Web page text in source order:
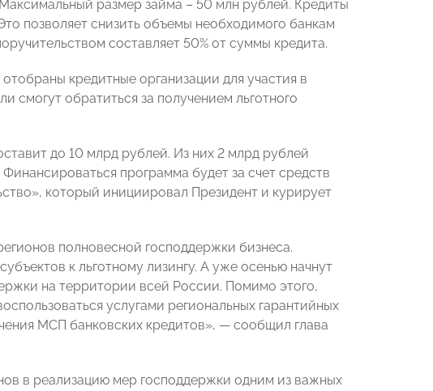
размер займа – 50 млн рублей. Кредиты
позволяет снизить объемы необходимого банкам
составляет 50% от суммы кредита.
кредитные организации для участия в
обратиться за получением льготного
до 10 млрд рублей. Из них 2 млрд рублей
программа будет за счет средств
который инициировал Президент и курирует
полновесной господдержки бизнеса.
к льготному лизингу. А уже осенью начнут
на территории всей России. Помимо этого,
услугами региональных гарантийных
МСП банковских кредитов», — сообщил глава
в реализацию мер господдержки одним из важных